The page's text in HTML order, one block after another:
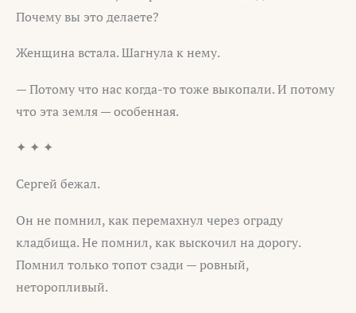
Почему вы это делаете?
Женщина встала. Шагнула к нему.
— Потому что нас когда-то тоже выкопали. И потому
что эта земля — особенная.
✦ ✦ ✦
Сергей бежал.
Он не помнил, как перемахнул через ограду
кладбища. Не помнил, как выскочил на дорогу.
Помнил только топот сзади — ровный,
неторопливый.